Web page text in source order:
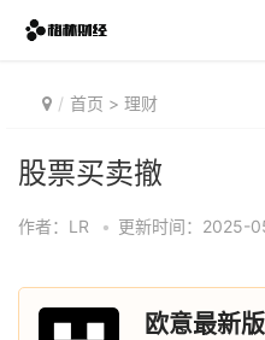
首页 > 理财
股票买卖撤
作者：LR • 更新时间：2025-
欧意最新